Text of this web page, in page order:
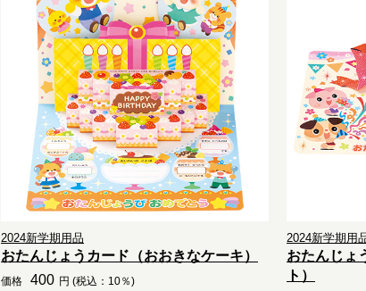
2024新学期用品
おたんじょうカード（おおきなケーキ）
価格 400 円 (税込：10％)
2024新学期用
おたんじょ
ト）